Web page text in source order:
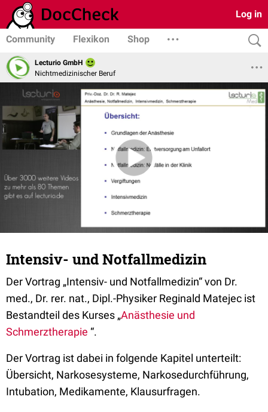
Log in
Community Flexikon Shop
Lecturio GmbH
Nichtmedizinischer Beruf
Intensiv- und Notfallmedizin
Der Vortrag „Intensiv- und Notfallmedizin“ von Dr.
med., Dr. rer. nat., Dipl.-Physiker Reginald Matejec ist
Bestandteil des Kurses „Anästhesie und
Schmerztherapie “.
Der Vortrag ist dabei in folgende Kapitel unterteilt:
Übersicht, Narkosesysteme, Narkosedurchführung,
Intubation, Medikamente, Klausurfragen.